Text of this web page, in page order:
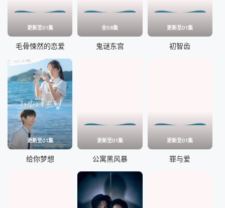
更新至01集
毛骨悚然的恋爱
全08集
鬼谜东宫
更新至01集
初智齿
更新至01集
给你梦想
更新至01集
公寓黑风暴
更新至01集
罪与爱